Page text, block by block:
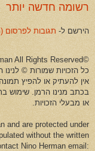
רשומה חדשה יותר
הירשם ל- תגובות לפרסום (Atom)
©Copyright 2009 -Nino Herman All Rights Reserved
כל הזכויות שמורות © לנינו
אין להעתיק או להפיץ
בכתב מנינו הרמן. שימוש
או מבעלי הזכויות.
and are protected under
without the written
Nino Herman email: